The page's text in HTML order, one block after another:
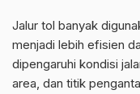
Jalur tol banyak
menjadi lebih efisien
dipengaruhi kondisi
area, dan titik